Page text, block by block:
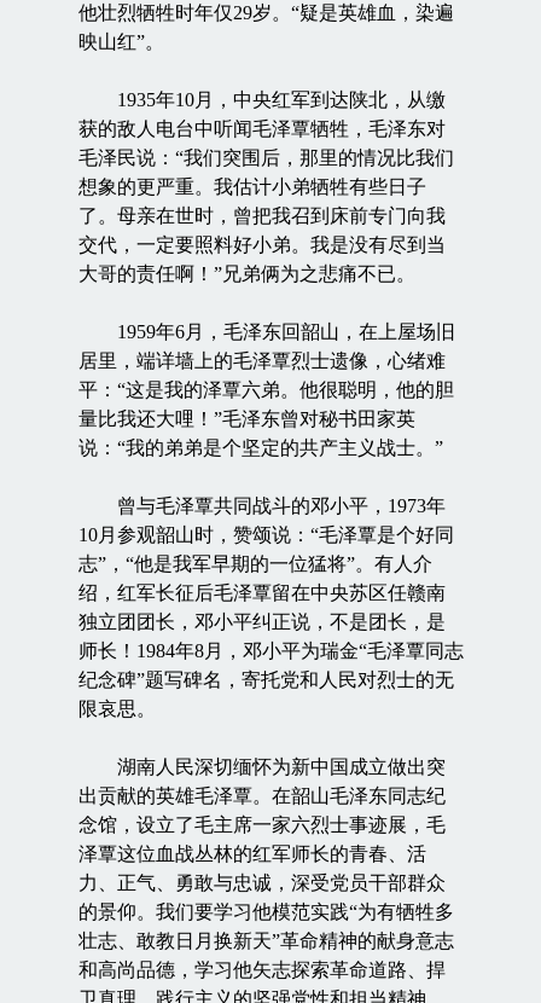
他壮烈牺牲时年仅29岁。“疑是英雄血，染遍
映山红”。
1935年10月，中央红军到达陕北，从缴
获的敌人电台中听闻毛泽覃牺牲，毛泽东对
毛泽民说：“我们突围后，那里的情况比我们
想象的更严重。我估计小弟牺牲有些日子
了。母亲在世时，曾把我召到床前专门向我
交代，一定要照料好小弟。我是没有尽到当
大哥的责任啊！”兄弟俩为之悲痛不已。
1959年6月，毛泽东回韶山，在上屋场旧
居里，端详墙上的毛泽覃烈士遗像，心绪难
平：“这是我的泽覃六弟。他很聪明，他的胆
量比我还大哩！”毛泽东曾对秘书田家英
说：“我的弟弟是个坚定的共产主义战士。”
曾与毛泽覃共同战斗的邓小平，1973年
10月参观韶山时，赞颂说：“毛泽覃是个好同
志”，“他是我军早期的一位猛将”。有人介
绍，红军长征后毛泽覃留在中央苏区任赣南
独立团团长，邓小平纠正说，不是团长，是
师长！1984年8月，邓小平为瑞金“毛泽覃同志
纪念碑”题写碑名，寄托党和人民对烈士的无
限哀思。
湖南人民深切缅怀为新中国成立做出突
出贡献的英雄毛泽覃。在韶山毛泽东同志纪
念馆，设立了毛主席一家六烈士事迹展，毛
泽覃这位血战丛林的红军师长的青春、活
力、正气、勇敢与忠诚，深受党员干部群众
的景仰。我们要学习他模范实践“为有牺牲多
壮志、敢教日月换新天”革命精神的献身意志
和高尚品德，学习他矢志探索革命道路、捍
卫真理、践行主义的坚强党性和担当精神，